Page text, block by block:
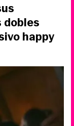
happy